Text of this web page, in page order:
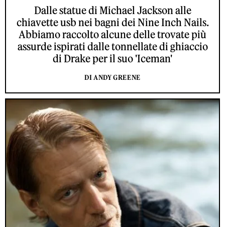
Dalle statue di Michael Jackson alle
chiavette usb nei bagni dei Nine Inch Nails.
Abbiamo raccolto alcune delle trovate più
assurde ispirati dalle tonnellate di ghiaccio
di Drake per il suo 'Iceman'
DI ANDY GREENE